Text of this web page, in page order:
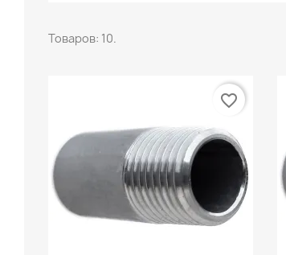
Товаров: 10.
favorite_border